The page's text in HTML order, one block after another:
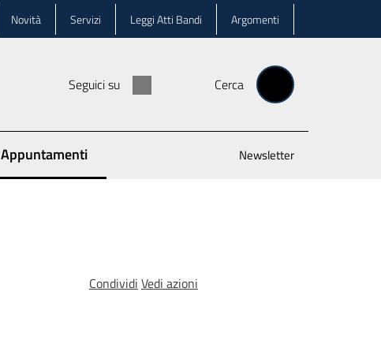
Novità Servizi Leggi Atti Bandi Argomenti
Seguici su Cerca
Appuntamenti
Menu selezionato Newsletter
Condividi Vedi azioni